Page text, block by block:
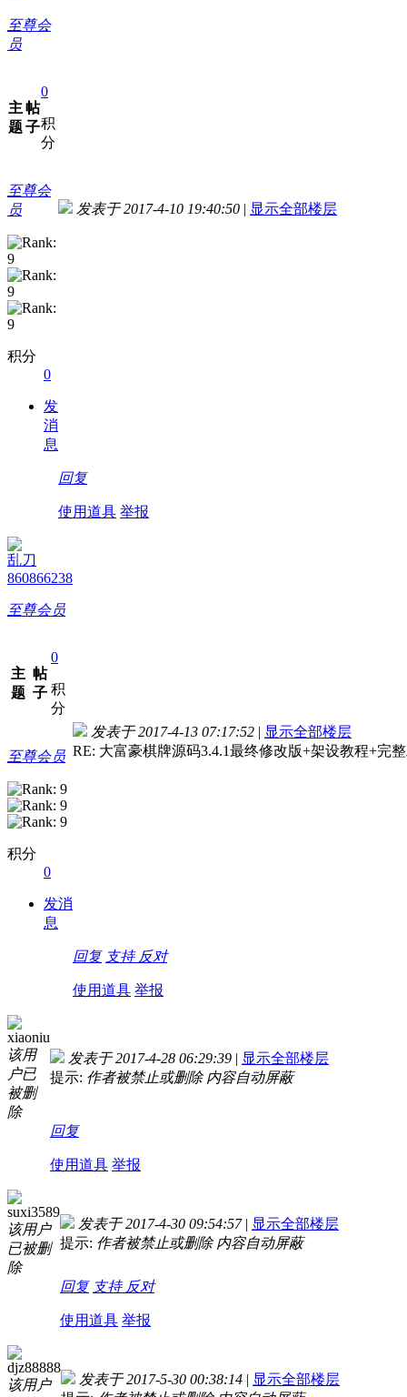
至尊会
员
主
题
帖
子
0
积
分
至尊会
员
积分
0
发
消
息
发表于 2017-4-10 19:40:50 | 显示全部楼层
回复
使用道具 举报
乱刀
860866238
至尊会员
主
题
帖
子
0
积
分
至尊会员
积分
0
发消
息
发表于 2017-4-13 07:17:52 | 显示全部楼层
RE: 大富豪棋牌源码3.4.1最终修改版+架设教程+完
回复 支持 反对
使用道具 举报
xiaoniu
该用
户已
被删
除
发表于 2017-4-28 06:29:39 | 显示全部楼层
提示: 作者被禁止或删除 内容自动屏蔽
回复
使用道具 举报
suxi3589
该用户
已被删
除
发表于 2017-4-30 09:54:57 | 显示全部楼层
提示: 作者被禁止或删除 内容自动屏蔽
回复 支持 反对
使用道具 举报
djz88888
该用户
发表于 2017-5-30 00:38:14 | 显示全部楼层